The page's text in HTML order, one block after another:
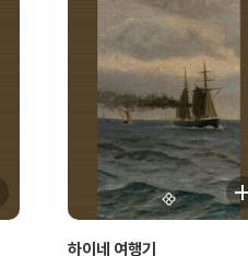
하이네 여행기